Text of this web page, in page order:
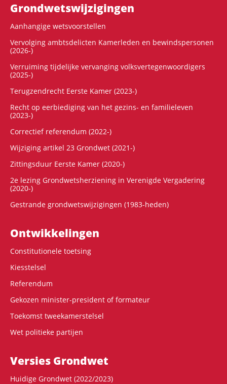
Grondwets­wijzigingen
Aanhangige wetsvoorstellen
Vervolging ambtsdelicten Kamerleden en bewindspersonen
(2026-)
Verruiming tijdelijke vervanging volksvertegenwoordigers
(2025-)
Terugzendrecht Eerste Kamer (2023-)
Recht op eerbiediging van het gezins- en familieleven
(2023-)
Correctief referendum (2022-)
Wijziging artikel 23 Grondwet (2021-)
Zittingsduur Eerste Kamer (2020-)
2e lezing Grondwetsherziening in Verenigde Vergadering
(2020-)
Gestrande grondwetswijzigingen (1983-heden)
Ontwikke­lingen
Constitutionele toetsing
Kiesstelsel
Referendum
Gekozen minister-president of formateur
Toekomst tweekamerstelsel
Wet politieke partijen
Versies Grondwet
Huidige Grondwet (2022/2023)